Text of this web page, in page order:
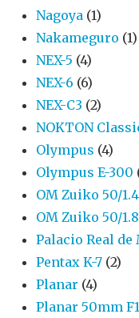
Nagoya (1)
Nakameguro (1)
NEX-5 (4)
NEX-6 (6)
NEX-C3 (2)
NOKTON
Olympus (4)
Olympus E-300
OM Zuiko 50/1.4
OM Zuiko 50/1.8
Palacio Real de
Pentax K-7 (2)
Planar (4)
Planar 50mm